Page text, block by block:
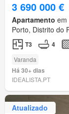
3 690 000 €
Apartamento em
Porto, Distrito do
T3 4
Varanda
Há 30+ dias
IDEALISTA.PT
Atualizado